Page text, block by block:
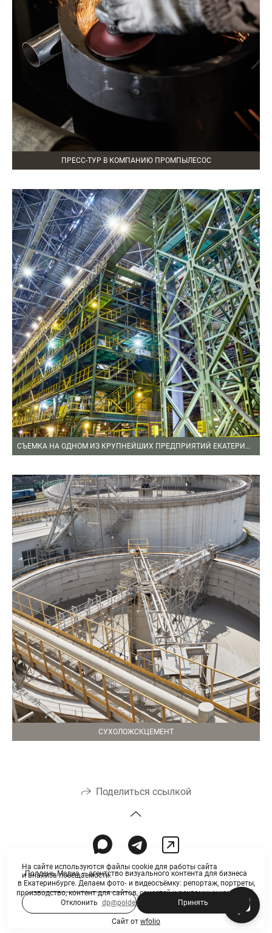
ПРЕСС-ТУР В КОМПАНИЮ ПРОМПЫЛЕСОС
СЪЕМКА НА ОДНОМ ИЗ КРУПНЕЙШИХ ПРЕДПРИЯТИЙ ЕКАТЕРИНБУРГА
СУХОЛОЖСКЦЕМЕНТ
Поделиться ссылкой
Полдень Медиа — агентство визуального контента для бизнеса
в Екатеринбурге. Делаем фото‑ и видеосъёмку: репортаж, портреты,
производство, контент для сайтов, соцсетей и рекламных кампаний.
dp@polden-media.ru
Сайт от wfolio
На сайте используются файлы cookie для работы сайта
и анализа посещаемости.
Отклонить Принять